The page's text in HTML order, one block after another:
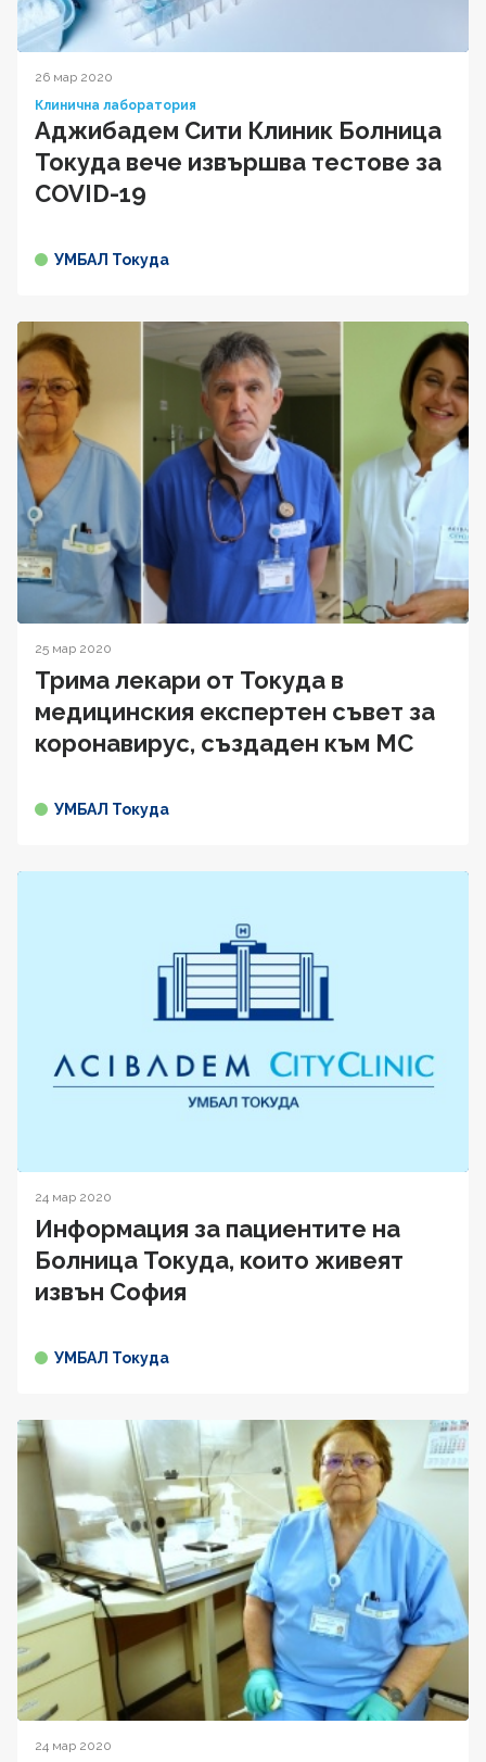
26 мар 2020
Клинична лаборатория
Аджибадем Сити Клиник Болница
Токуда вече извършва тестове за
COVID-19
УМБАЛ Токуда
25 мар 2020
Трима лекари от Токуда в
медицинския експертен съвет за
коронавирус, създаден към МС
УМБАЛ Токуда
24 мар 2020
Информация за пациентите на
Болница Токуда, които живеят
извън София
УМБАЛ Токуда
24 мар 2020